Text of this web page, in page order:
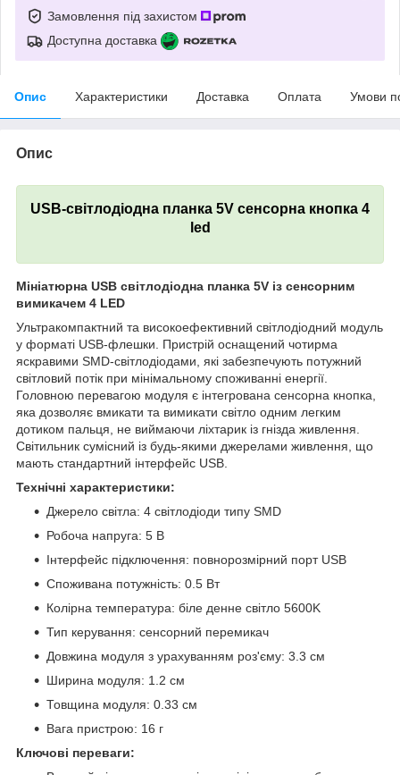
Замовлення під захистом
Доступна доставка
Опис Характеристики Доставка Оплата Умови
Опис
USB-світлодіодна планка 5V сенсорна кнопка 4
led
Мініатюрна USB світлодіодна планка 5V із сенсорним
вимикачем 4 LED
Ультракомпактний та високоефективний світлодіодний модуль
у форматі USB-флешки. Пристрій оснащений чотирма
яскравими SMD-світлодіодами, які забезпечують потужний
світловий потік при мінімальному споживанні енергії.
Головною перевагою модуля є інтегрована сенсорна кнопка,
яка дозволяє вмикати та вимикати світло одним легким
дотиком пальця, не виймаючи ліхтарик із гнізда живлення.
Світильник сумісний із будь-якими джерелами живлення, що
мають стандартний інтерфейс USB.
Технічні характеристики:
Джерело світла: 4 світлодіоди типу SMD
Робоча напруга: 5 В
Інтерфейс підключення: повнорозмірний порт USB
Споживана потужність: 0.5 Вт
Колірна температура: біле денне світло 5600K
Тип керування: сенсорний перемикач
Довжина модуля з урахуванням роз'єму: 3.3 см
Ширина модуля: 1.2 см
Товщина модуля: 0.33 см
Вага пристрою: 16 г
Ключові переваги: